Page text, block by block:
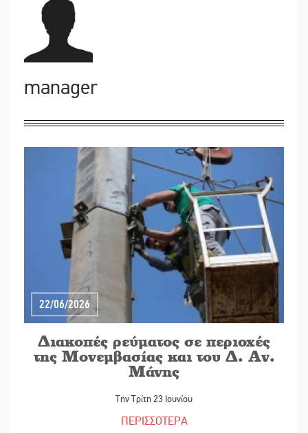
manager
22/06/2026
Διακοπές ρεύματος σε περιοχές
της Μονεμβασίας και του Δ. Αν.
Μάνης
Την Τρίτη 23 Ιουνίου
ΠΕΡΙΣΣΟΤΕΡΑ